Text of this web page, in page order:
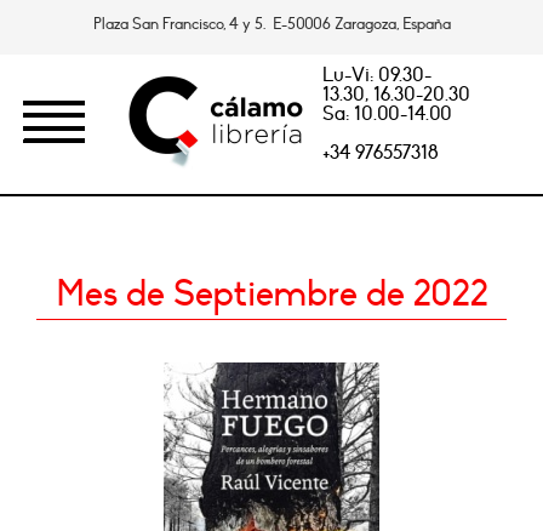
Plaza San Francisco, 4 y 5. E-50006 Zaragoza, España
Lu-Vi: 09.30-
13.30, 16.30-20.30
Sa: 10.00-14.00
+34 976557318
Mes de Septiembre de 2022